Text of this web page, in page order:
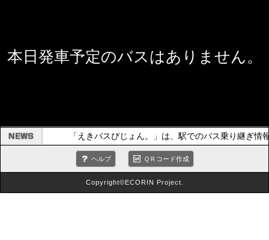
本日発車予定のバスはありません。
「えきバスびじょん。」は、駅でのバス乗り継ぎ
ヘルプ ＱＲコード作成
Copyright©ECORIN Project.